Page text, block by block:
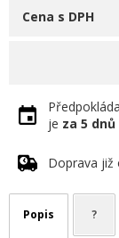
Cena s DPH
je za 5 dnů
Doprava již
Popis ?